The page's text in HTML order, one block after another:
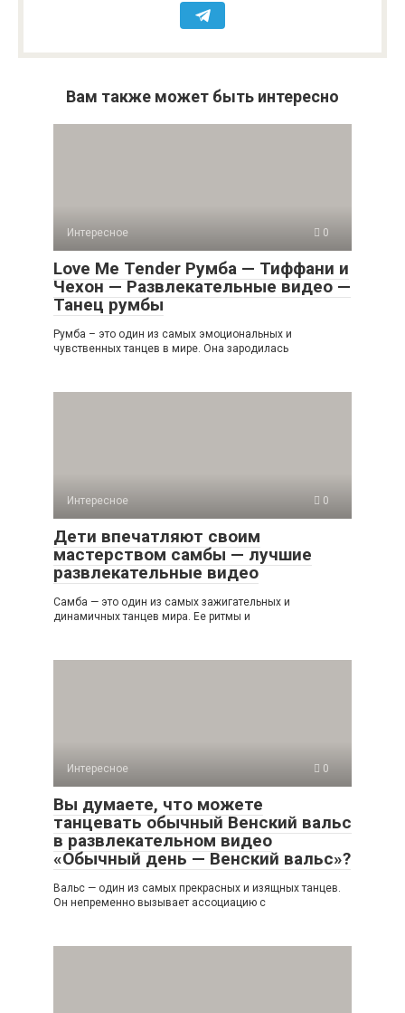
Вам также может быть интересно
Интересное 0
Love Me Tender Румба — Тиффани и
Чехон — Развлекательные видео —
Танец румбы
Румба – это один из самых эмоциональных и
чувственных танцев в мире. Она зародилась
Интересное 0
Дети впечатляют своим
мастерством самбы — лучшие
развлекательные видео
Самба — это один из самых зажигательных и
динамичных танцев мира. Ее ритмы и
Интересное 0
Вы думаете, что можете
танцевать обычный Венский вальс
в развлекательном видео
«Обычный день — Венский вальс»?
Вальс — один из самых прекрасных и изящных танцев.
Он непременно вызывает ассоциацию с